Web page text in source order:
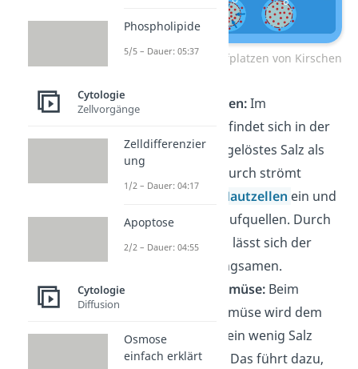
Osmose-Beispiel: Aufplatzen von Kirschen
Haut beim Baden:Im
Badewasser befindet sich in der
Regel weniger gelöstes Salz als
im Körper. Dadurch strömt
Hautzellen ein und
lässt die Haut aufquellen. Durch
etwas Badesalz lässt sich der
Vorgang verlangsamen.
Kochen von Gemüse: Beim
Kochen von Gemüse wird dem
Wasser häufig ein wenig Salz
hinzugegeben. Das führt dazu,
Phospholipide
5/5 – Dauer: 05:37
Cytologie
Zellvorgänge
Zelldifferenzier
ung
1/2 – Dauer: 04:17
Apoptose
2/2 – Dauer: 04:55
Cytologie
Diffusion
Osmose
einfach erklärt